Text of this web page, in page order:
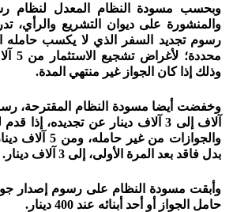
وبحسب مسودة النظام المعدل لنظام
والمنشورة على ديوان التشريع والرأي،
رسوم تجديد السفر الذي لا يكسب حامله
وذلك إذا كان الجواز غير منتهي المدة.
آلاف إلى 3 آلاف دينار عن تجديده، إذا
والجوازات من
بدل فاقد بعد المرة الأولى، إلى 3 آلاف دينار.
وأبقت مسودة النظام على رسوم إصدار
حامل الجواز أو أحد أبنائه عند 400 دينار.